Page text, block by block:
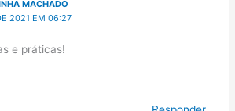
MACHADO
2021 EM 06:27
e práticas!